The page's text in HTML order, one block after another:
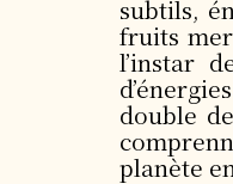
subtils,
fruits
l’instar
double
planète